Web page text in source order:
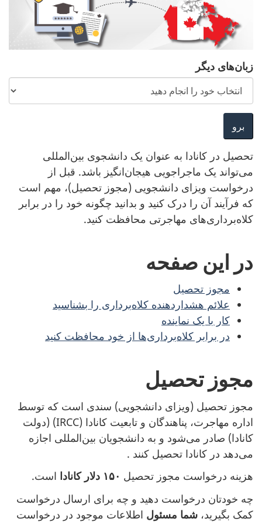
زبان‌های دیگر
تحصیل در کانادا به عنوان یک دانشجوی بین‌المللی
می‌تواند یک ماجراجویی هیجان‌انگیز باشد. قبل از
درخواست ویزای دانشجویی (مجوز تحصیل)، مهم است
که فرآیند آن را درک کنید و بدانید چگونه خود را در برابر
کلاه‌برداری‌های مهاجرتی محافظت کنید.
در این صفحه
مجوز تحصیل
علائم هشداردهنده کلاه‌برداری را بشناسید
کار با یک نماینده
در برابر کلاه‌برداری‌ها از خود محافظت کنید
مجوز تحصیل
مجوز تحصیل (ویزای دانشجویی) سندی است که توسط
اداره مهاجرت، پناهندگان و تابعیت کانادا (IRCC) (دولت
کانادا) صادر می‌شود و به دانشجویان بین‌المللی اجازه
می‌دهد در کانادا تحصیل کنند .
هزینه درخواست مجوز تحصیل ۱۵۰ دلار کانادا
است.
چه خودتان درخواست دهید و چه برای ارسال درخواست
کمک بگیرید، شما مسئول اطلاعات موجود در درخواست